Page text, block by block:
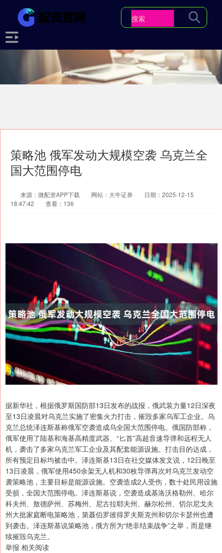
策略池 俄军发动大规模空袭 乌克兰全
国大范围停电
来源：微配资APP下载 网站：大牛证券
日期：2025-12-15
18:47:42
查看：136
据新华社，根据俄罗斯国防部13日发布的战报，俄武装力量12日深夜
至13日凌晨对乌克兰实施了密集火力打击，摧毁多家乌军工企业。乌
克兰总统泽连斯基称俄军空袭造成乌全国大范围停电。俄国防部称，
俄军使用了陆基和海基高精度武器、“匕首”高超音速导弹和远程无人
机，袭击了多家乌克兰军工企业及其配套能源设施。打击目的达成，
所有预定目标均被击中。泽连斯基13日在社交媒体发文说，12日晚至
13日凌晨，俄军使用450余架无人机和30枚导弹再次对乌克兰发动空
袭策略池，主要目标是能源设施。空袭造成2人受伤，数十处民用设施
受损，全国大范围停电。泽连斯基说，空袭造成基洛沃格勒州、哈尔
科夫州、敖德萨州、苏梅州、尼古拉耶夫州、赫尔松州、切尔尼戈夫
州大批家庭断电策略池，第聂伯罗彼得罗夫斯克州和切尔卡瑟州也遭
到袭击。泽连斯基说策略池，俄方所为“绝非结束战争”之举，而是继
续摧毁乌克兰。
举报 相关阅读